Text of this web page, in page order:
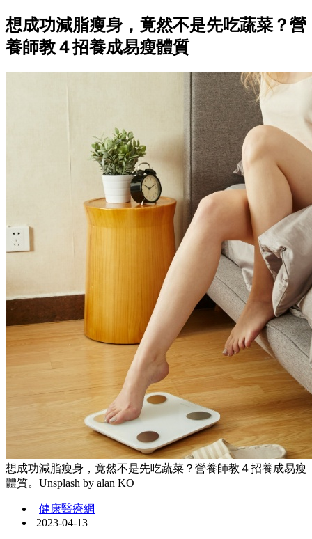
想成功減脂瘦身，竟然不是先吃蔬菜？營
養師教４招養成易瘦體質
想成功減脂瘦身，竟然不是先吃蔬菜？營養師教４招養成易瘦
體質。Unsplash by alan KO
健康醫療網
2023-04-13